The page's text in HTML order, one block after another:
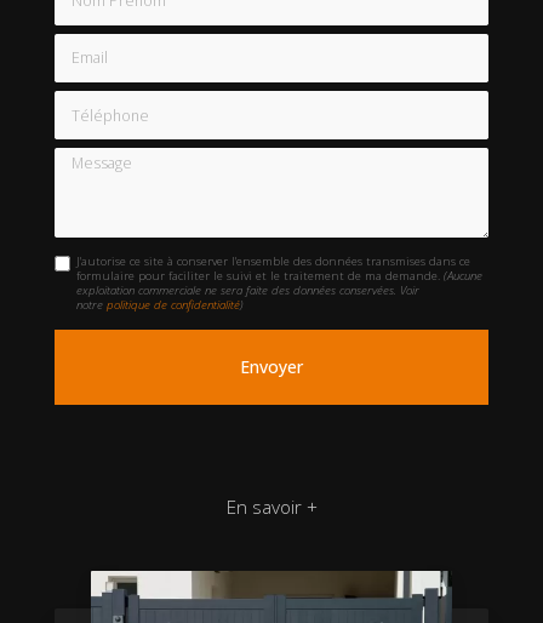
Email
Téléphone
Message
J'autorise ce site à conserver l'ensemble des données transmises dans ce
formulaire pour faciliter le suivi et le traitement de ma demande.(Aucune
exploitation commerciale ne sera faite des données conservées. Voir
notrepolitique de confidentialité)
En savoir +